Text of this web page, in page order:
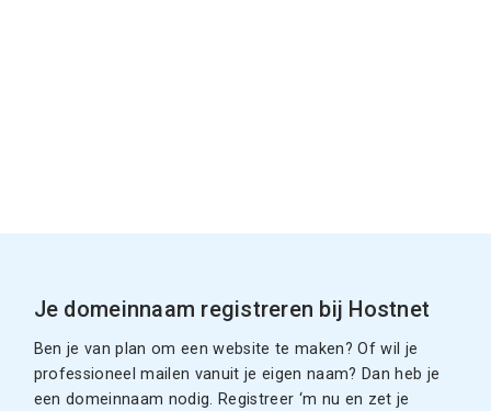
Je domeinnaam registreren bij Hostnet
Ben je van plan om een website te maken? Of wil je
professioneel mailen vanuit je eigen naam? Dan heb je
een domeinnaam nodig. Registreer ‘m nu en zet je